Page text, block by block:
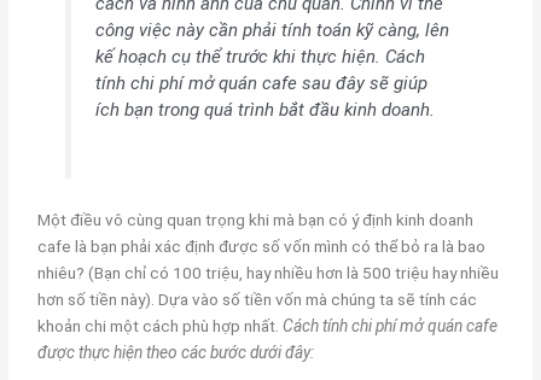
công việc này cần phải tính toán kỹ càng, lên
kế hoạch cụ thể trước khi thực hiện. Cách
tính chi phí mở quán cafe sau đây sẽ giúp
ích bạn trong quá trình bắt đầu kinh doanh.
Một điều vô cùng quan trọng khi mà bạn có ý định kinh doanh
cafe là bạn phải xác định được số vốn mình có thể bỏ ra là bao
nhiêu? (Bạn chỉ có 100 triệu, hay nhiều hơn là 500 triệu hay nhiều
hơn số tiền này). Dựa vào số tiền vốn mà chúng ta sẽ tính các
khoản chi một cách phù hợp nhất. Cách tính chi phí mở quán cafe
được thực hiện theo các bước dưới đây: